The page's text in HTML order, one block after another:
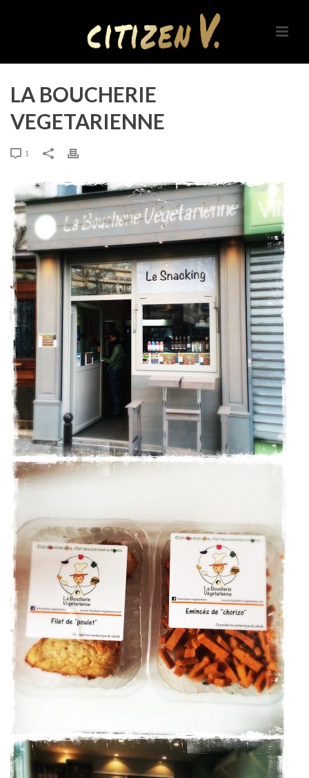
LA BOUCHERIE
VEGETARIENNE
1